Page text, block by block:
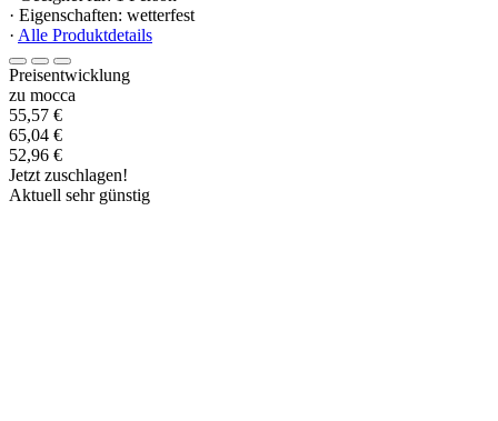
· Eigenschaften: wetterfest
· Alle Produktdetails
Preisentwicklung
zu mocca
55,57 €
65,04 €
52,96 €
Jetzt zuschlagen!
Aktuell sehr günstig